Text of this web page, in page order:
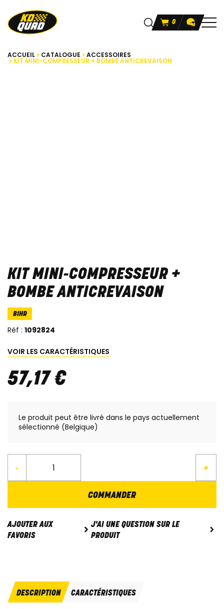
0
ACCUEIL CATALOGUE ACCESSOIRES
KIT MINI-COMPRESSEUR + BOMBE ANTICREVAISON
KIT MINI-COMPRESSEUR +
BOMBE ANTICREVAISON
BIHR
Réf : 1092824
VOIR LES CARACTÉRISTIQUES
57,17€
Le produit peut être livré dans le pays actuellement
sélectionné (Belgique)
- +
COMMANDER
AJOUTER AUX
FAVORIS
J'AI UNE QUESTION SUR LE
PRODUIT
DESCRIPTION CARACTÉRISTIQUES